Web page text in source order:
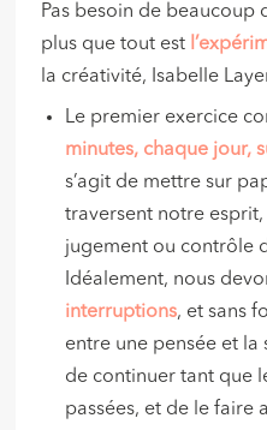
Pas besoin de
plus que tout est
la créativité, Isabelle
Le premier exercice
minutes, chaque jour,
s’agit de mettre sur
traversent notre esprit,
jugement ou contrôle
Idéalement, nous
interruptions, et sans
entre une pensée et la
de continuer tant que
passées, et de le faire